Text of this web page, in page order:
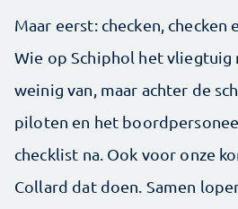
Maar eerst: checken, checken
Wie op Schiphol het vliegtuig
weinig van, maar achter de
piloten en het
checklist na. Ook voor onze
Collard dat doen. Samen